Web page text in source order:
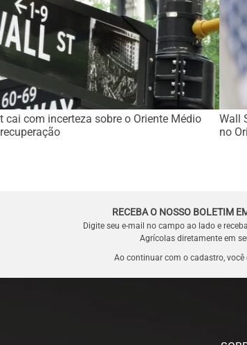
cai com incerteza sobre o Oriente Médio
Wall
no
RECEBA O NOSSO BOLETIM
Digite seu e-mail no campo ao lado e
Agrícolas diretamente em
Ao continuar com o cadastro,